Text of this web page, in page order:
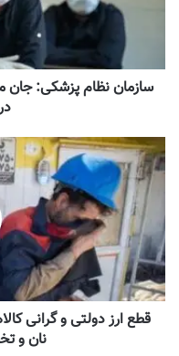
سازمان نظام پزشکی: جان
قطع ارز دولتی و گرانی
نان و